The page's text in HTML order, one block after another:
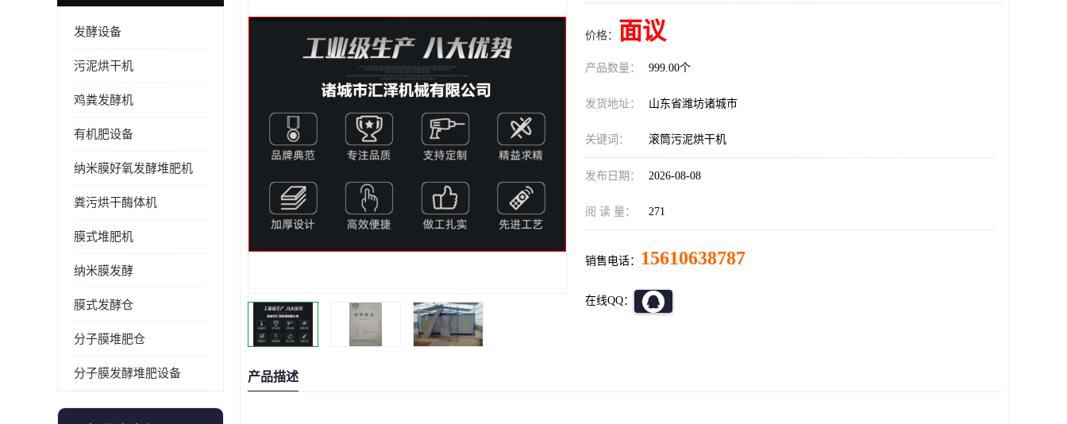
发酵设备
污泥烘干机
鸡粪发酵机
有机肥设备
纳米膜好氧发酵堆肥机
粪污烘干酶体机
膜式堆肥机
纳米膜发酵
膜式发酵仓
分子膜堆肥仓
分子膜发酵堆肥设备
价格： 面议
产品数量： 999.00个
发货地址： 山东省潍坊诸城市
关键词： 滚筒污泥烘干机
发布日期： 2026-08-08
阅 读 量： 271
销售电话： 15610638787
在线QQ：
产品描述